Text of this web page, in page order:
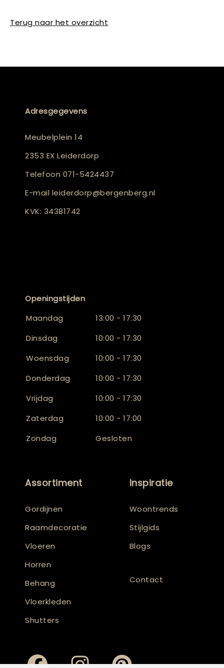
Terug naar het overzicht
Adresgegevens
Meubelplein 14
2353 EX Leiderdorp
Telefoon 071-5424437
E-mail leiderdorp@bergenberg.nl
KVK: 34381742
Openingstijden
Maandag
13:00 - 17:30
Dinsdag
10:00 - 17:30
Woensdag
10:00 - 17:30
Donderdag
10:00 - 17:30
Vrijdag
10:00 - 17:30
Zaterdag
10:00 - 17:00
Zondag
Gesloten
Assortiment
Gordijnen
Raamdecoratie
Vloeren
Horren
Behang
Vloerkleden
Shutters
Inspiratie
Woontrends
Stijlgids
Blogs
Contact